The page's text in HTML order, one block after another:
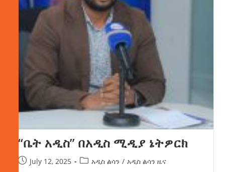
“ቤት አዲስ” በአዲስ ሚዲያ ኔትዎርክ
July 12, 2025 አዲስ ልሳን / አዲስ ልሳን ዜና